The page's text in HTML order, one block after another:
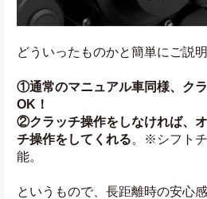
どういったものかと簡単にご説
①通常のマニュアル車同様、ク
OK！
②クラッチ操作をしなければ、
チ操作をしてくれる。※シフト
能。
というもので、長距離時の安心